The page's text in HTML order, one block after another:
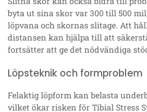
byta ut sina skor var 300 till 500
löpvana och skornas slitage. Att
distansen kan hjälpa till att
fortsätter att ge det nödvändiga
Löpsteknik och formproblem
Felaktig löpform kan belasta
vilket ökar risken för Tibial Stress